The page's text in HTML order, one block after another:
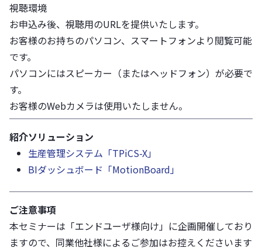
視聴環境
お申込み後、視聴用のURLを提供いたします。
お客様のお持ちのパソコン、スマートフォンより閲覧可能
です。
パソコンにはスピーカー（またはヘッドフォン）が必要で
す。
お客様のWebカメラは使用いたしません。
紹介ソリューション
生産管理システム「TPiCS-X」
BIダッシュボード「MotionBoard」
ご注意事項
本セミナーは「エンドユーザ様向け」に企画開催しており
ますので、同業他社様によるご参加はお控えくださいます